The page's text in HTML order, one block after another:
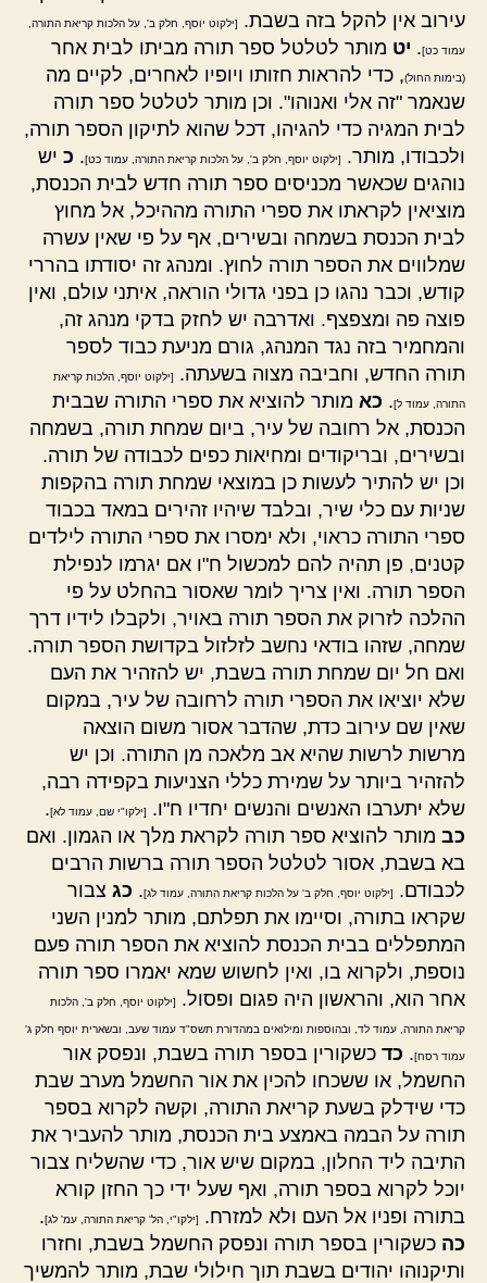
עירוב אין להקל בזה בשבת.
[ילקוט יוסף, חלק ב', על הלכות קריאת התורה,
עמוד כט]. יט מותר לטלטל ספר תורה מביתו לבית אחר
(בימות החול), כדי להראות חזותו ויופיו לאחרים, לקיים מה
שנאמר "זה אלי ואנוהו". וכן מותר לטלטל ספר תורה
לבית המגיה כדי להגיהו, דכל שהוא לתיקון הספר תורה,
ולכבודו, מותר.
[ילקוט יוסף, חלק ב', על הלכות קריאת התורה, עמוד כט]. כ יש
נוהגים שכאשר מכניסים ספר תורה חדש לבית הכנסת,
מוציאין לקראתו את ספרי התורה מההיכל, אל מחוץ
לבית הכנסת בשמחה ובשירים, אף על פי שאין עשרה
שמלווים את הספר תורה לחוץ. ומנהג זה יסודתו בהררי
קודש, וכבר נהגו כן בפני גדולי הוראה, איתני עולם, ואין
פוצה פה ומצפצף. ואדרבה יש לחזק בדקי מנהג זה,
והמחמיר בזה נגד המנהג, גורם מניעת כבוד לספר
תורה החדש, וחביבה מצוה בשעתה.
[ילקוט יוסף, הלכות קריאת
התורה, עמוד ל]. כא מותר להוציא את ספרי התורה שבבית
הכנסת, אל רחובה של עיר, ביום שמחת תורה, בשמחה
ובשירים, ובריקודים ומחיאות כפים לכבודה של תורה.
וכן יש להתיר לעשות כן במוצאי שמחת תורה בהקפות
שניות עם כלי שיר, ובלבד שיהיו זהירים במאד בכבוד
ספרי התורה כראוי, ולא ימסרו את ספרי התורה לילדים
קטנים, פן תהיה להם למכשול ח"ו אם יגרמו לנפילת
הספר תורה. ואין צריך לומר שאסור בהחלט על פי
ההלכה לזרוק את הספר תורה באויר, ולקבלו לידיו דרך
שמחה, שזהו בודאי נחשב לזלזול בקדושת הספר תורה.
ואם חל יום שמחת תורה בשבת, יש להזהיר את העם
שלא יוציאו את הספרי תורה לרחובה של עיר, במקום
שאין שם עירוב כדת, שהדבר אסור משום הוצאה
מרשות לרשות שהיא אב מלאכה מן התורה. וכן יש
להזהיר ביותר על שמירת כללי הצניעות בקפידה רבה,
שלא יתערבו האנשים והנשים יחדיו ח"ו.
[ילקו"י שם, עמוד לא].
כב מותר להוציא ספר תורה לקראת מלך או הגמון. ואם
בא בשבת, אסור לטלטל הספר תורה ברשות הרבים
לכבודם.
[ילקוט יוסף, חלק ב' על הלכות קריאת התורה, עמוד לג]. כג צבור
שקראו בתורה, וסיימו את תפלתם, מותר למנין השני
המתפללים בבית הכנסת להוציא את הספר תורה פעם
נוספת, ולקרוא בו, ואין לחשוש שמא יאמרו ספר תורה
אחר הוא, והראשון היה פגום ופסול.
[ילקוט יוסף, חלק ב', הלכות
קריאת התורה, עמוד לד, ובהוספות ומילואים במהדורת תשס"ד עמוד שעב, ובשארית יוסף חלק ג'
עמוד רסח]. כד כשקורין בספר תורה בשבת, ונפסק אור
החשמל, או ששכחו להכין את אור החשמל מערב שבת
כדי שידלק בשעת קריאת התורה, וקשה לקרוא בספר
תורה על הבמה באמצע בית הכנסת, מותר להעביר את
התיבה ליד החלון, במקום שיש אור, כדי שהשליח צבור
יוכל לקרוא בספר תורה, ואף שעל ידי כך החזן קורא
בתורה ופניו אל העם ולא למזרח.
[ילקו"י, הל' קריאת התורה, עמ' לג].
כה כשקורין בספר תורה ונפסק החשמל בשבת, וחזרו
ותיקנוהו יהודים בשבת תוך חילולי שבת, מותר להמשיך